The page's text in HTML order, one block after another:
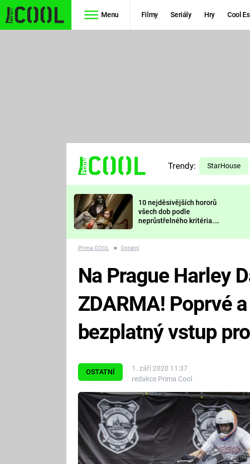
Menu Filmy Seriály Hry Cool
TŘESKU
FUTURAMA
PREDÁTOR
Trendy: StarHouse
10 nejděsivějších hororů
všech dob podle
neprůstřelného kritéria.
nejvíc zvednou tep?
Prima COOL ■ Ostatní
OSTATNÍ
1. září 2020 11:37
redakce Prima Cool
Na Prague Harley
ZDARMA! Poprvé
bezplatný vstup